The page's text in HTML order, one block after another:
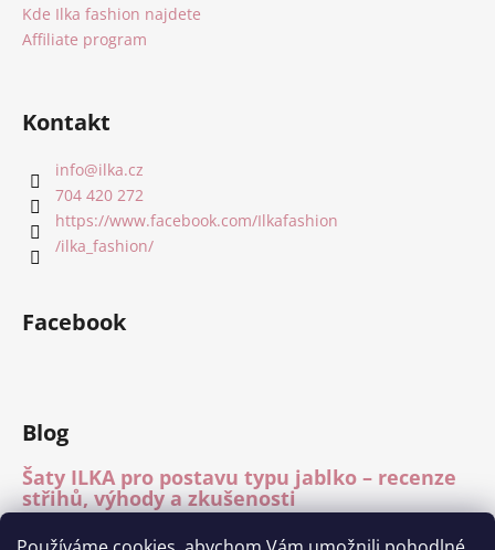
Kde Ilka fashion najdete
Affiliate program
Kontakt
info@ilka.cz
704 420 272
https://www.facebook.com/Ilkafashion
/ilka_fashion/
Facebook
Blog
Šaty ILKA pro postavu typu jablko – recenze
střihů, výhody a zkušenosti